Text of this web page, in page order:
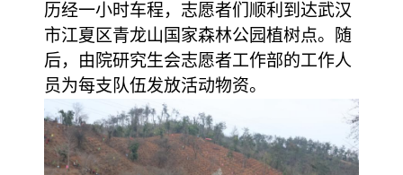
历经一小时车程，志愿者们顺利到达武汉
市江夏区青龙山国家森林公园植树点。随
后，由院研究生会志愿者工作部的工作人
员为每支队伍发放活动物资。